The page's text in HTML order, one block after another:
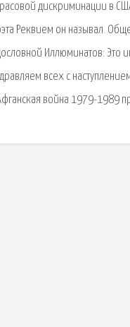
дискриминации в
Реквием он называл.
Иллюминатов:
всех с
война 1979-1989